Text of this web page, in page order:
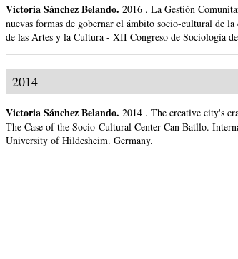
Victoria Sánchez Belando.2016 .La Gestión
nuevas formas de gobernar el ámbito socio-cultural de la
de las Artes y la Cultura - XII Congreso de Sociología
2014
Victoria Sánchez Belando.2014 .The creative city's
The Case of the Socio-Cultural Center Can Batllo.
University of Hildesheim. Germany.